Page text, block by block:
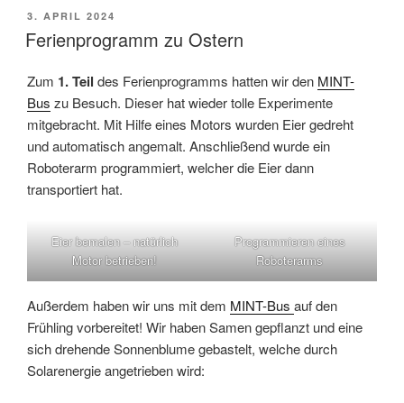
VERÖFFENTLICHT
AM
3. APRIL 2024
Ferienprogramm zu Ostern
Zum 1. Teil des Ferienprogramms hatten wir den MINT-
Bus zu Besuch. Dieser hat wieder tolle Experimente
mitgebracht. Mit Hilfe eines Motors wurden Eier gedreht
und automatisch angemalt. Anschließend wurde ein
Roboterarm programmiert, welcher die Eier dann
transportiert hat.
Eier bemalen – natürlich
Motor betrieben!
Programmieren eines
Roboterarms
Außerdem haben wir uns mit dem MINT-Bus auf den
Frühling vorbereitet! Wir haben Samen gepflanzt und eine
sich drehende Sonnenblume gebastelt, welche durch
Solarenergie angetrieben wird: